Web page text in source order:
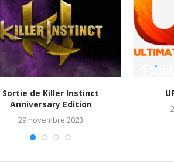
Sortie de Killer Instinct
Anniversary Edition
29 novembre 2023